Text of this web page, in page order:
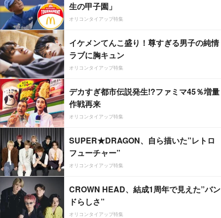
生の甲子園」
オリコンタイアップ特集
イケメンてんこ盛り！尊すぎる男子の純情
ラブに胸キュン
オリコンタイアップ特集
デカすぎ都市伝説発生!?ファミマ45％増量
作戦再来
オリコンタイアップ特集
SUPER★DRAGON、自ら描いた”レトロ
フューチャー”
オリコンタイアップ特集
CROWN HEAD、結成1周年で見えた”バン
ドらしさ”
オリコンタイアップ特集